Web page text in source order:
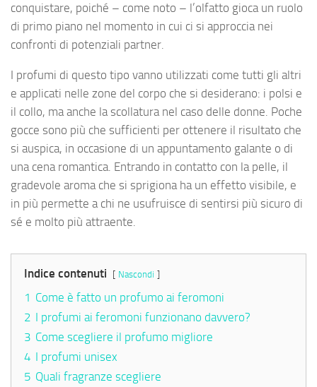
conquistare, poiché – come noto – l’olfatto gioca un ruolo
di primo piano nel momento in cui ci si approccia nei
confronti di potenziali partner.
I profumi di questo tipo vanno utilizzati come tutti gli altri
e applicati nelle zone del corpo che si desiderano: i polsi e
il collo, ma anche la scollatura nel caso delle donne. Poche
gocce sono più che sufficienti per ottenere il risultato che
si auspica, in occasione di un appuntamento galante o di
una cena romantica. Entrando in contatto con la pelle, il
gradevole aroma che si sprigiona ha un effetto visibile, e
in più permette a chi ne usufruisce di sentirsi più sicuro di
sé e molto più attraente.
Indice contenuti Nascondi
1 Come è fatto un profumo ai feromoni
2 I profumi ai feromoni funzionano davvero?
3 Come scegliere il profumo migliore
4 I profumi unisex
5 Quali fragranze scegliere